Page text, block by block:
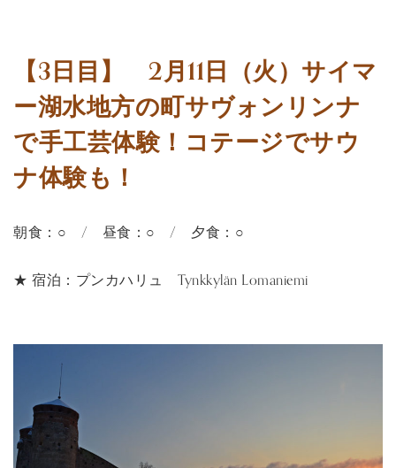
【3日目】 2月11日（火）サイマ
ー湖水地方の町サヴォンリンナ
で手工芸体験！コテージでサウ
ナ体験も！
朝食：○ / 昼食：○ / 夕食：○
★ 宿泊：プンカハリュ Tynkkylän Lomaniemi